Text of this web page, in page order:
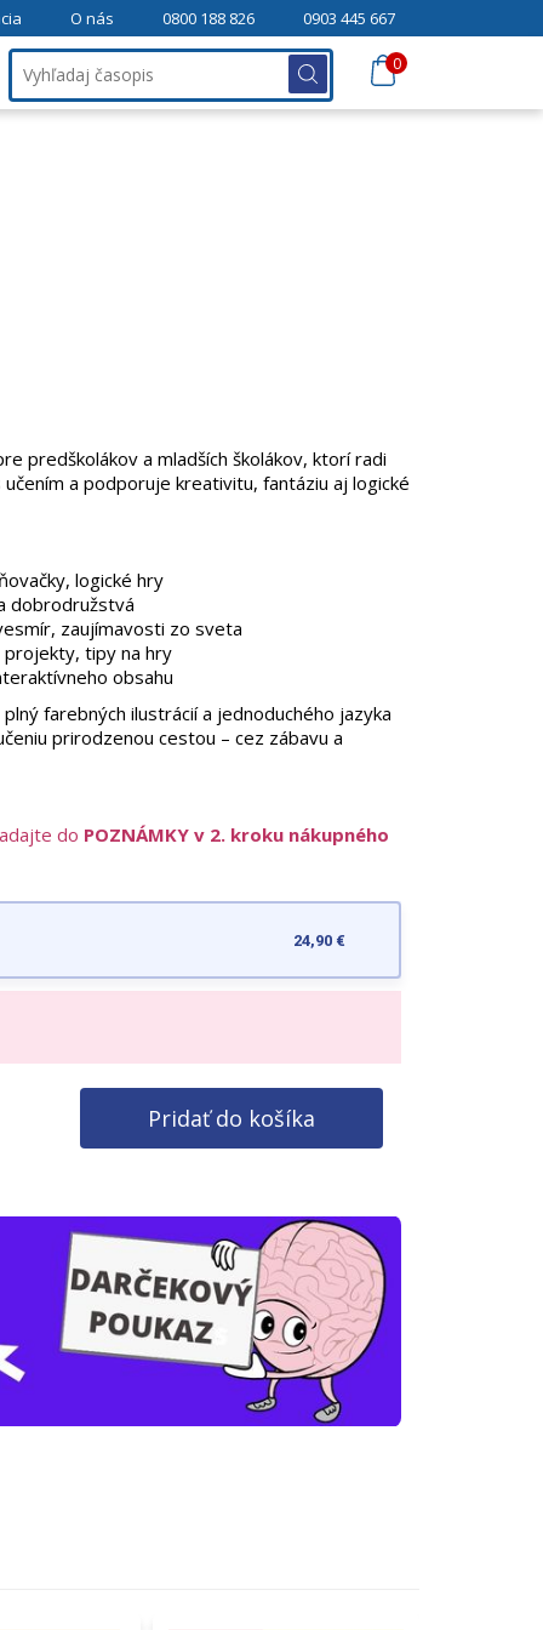
O nás 0800 188 826 0903 445 667
0
predškolákov a mladších školákov, ktorí radi
a podporuje kreativitu, fantáziu aj logické
logické hry
dobrodružstvá
zaujímavosti zo sveta
tipy na hry
obsahu
farebných ilustrácií a jednoduchého jazyka
prirodzenou cestou – cez zábavu a
do POZNÁMKY v 2. kroku nákupného
24,90 €
Pridať do košíka